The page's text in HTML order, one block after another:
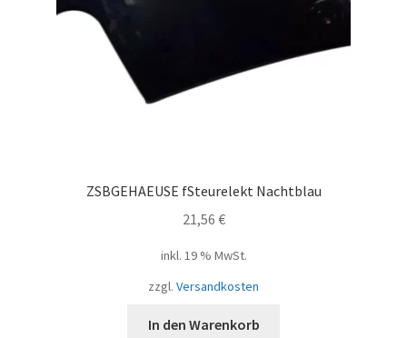
ZSBGEHAEUSE fSteurelekt Nachtblau
21,56 €
inkl. 19 % MwSt.
zzgl. Versandkosten
In den Warenkorb